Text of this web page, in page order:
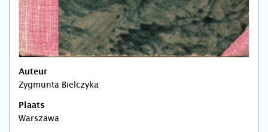
Auteur
Zygmunta Bielczyka
Plaats
Warszawa